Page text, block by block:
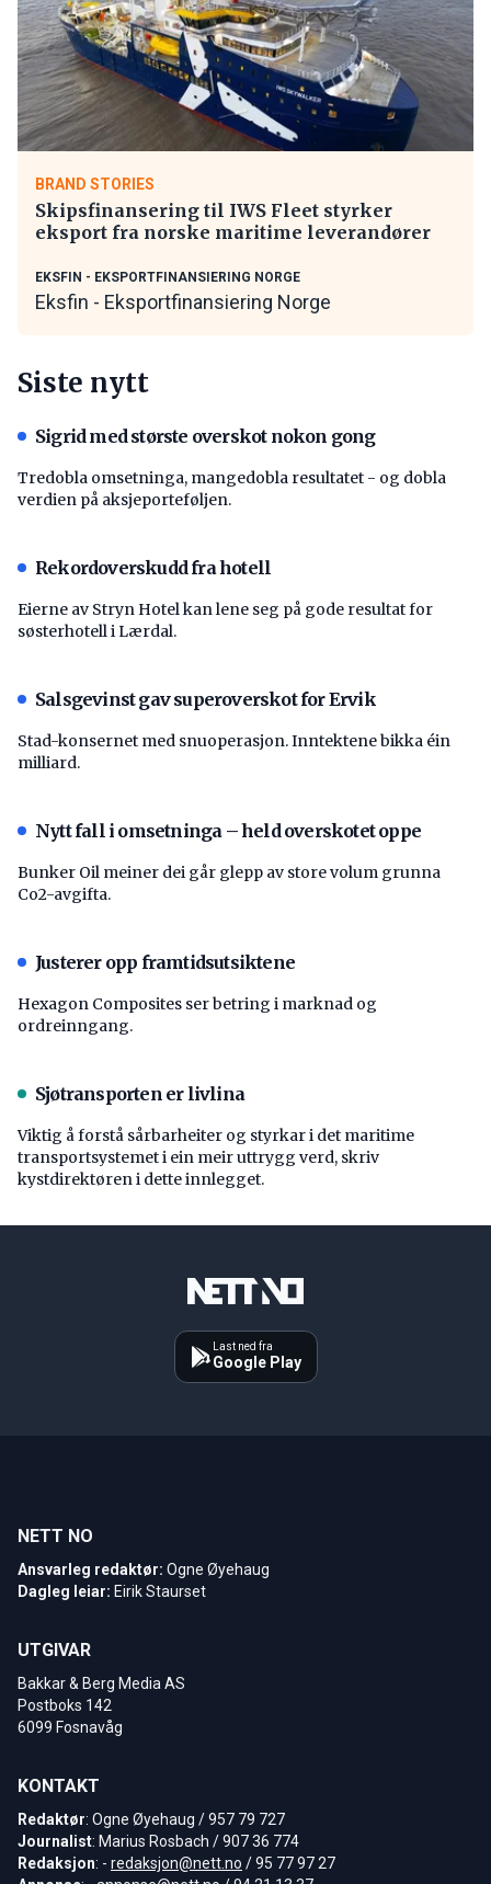
BRAND STORIES
Skipsfinansering til IWS Fleet styrker
eksport fra norske maritime leverandører
EKSFIN - EKSPORTFINANSIERING NORGE
Eksfin - Eksportfinansiering Norge
Siste nytt
Sigrid med største overskot nokon gong
Tredobla omsetninga, mangedobla resultatet - og dobla
verdien på aksjeporteføljen.
Rekordoverskudd fra hotell
Eierne av Stryn Hotel kan lene seg på gode resultat for
søsterhotell i Lærdal.
Salsgevinst gav superoverskot for Ervik
Stad-konsernet med snuoperasjon. Inntektene bikka éin
milliard.
Nytt fall i omsetninga – held overskotet oppe
Bunker Oil meiner dei går glepp av store volum grunna
Co2-avgifta.
Justerer opp framtidsutsiktene
Hexagon Composites ser betring i marknad og
ordreinngang.
Sjøtransporten er livlina
Viktig å forstå ­sårbarheiter og styrkar i det maritime
transport­systemet i ein meir uttrygg verd, skriv
kystdirektøren i dette innlegget.
Last ned fra
Google Play
NETT NO
Ansvarleg redaktør: Ogne Øyehaug
Dagleg leiar: Eirik Staurset
UTGIVAR
Bakkar & Berg Media AS
Postboks 142
6099 Fosnavåg
KONTAKT
Redaktør: Ogne Øyehaug / 957 79 727
Journalist: Marius Rosbach / 907 36 774
Redaksjon: - redaksjon@nett.no / 95 77 97 27